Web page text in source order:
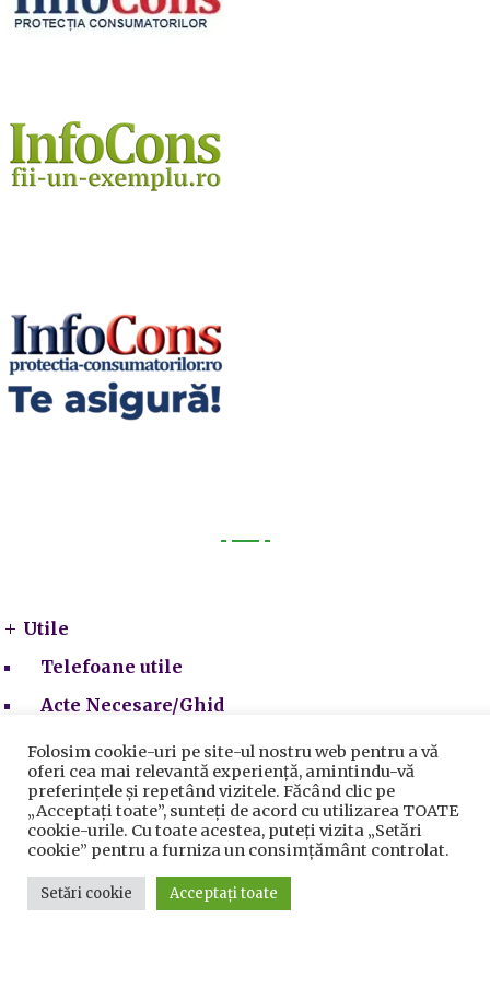
Utile
Telefoane utile
Acte Necesare/Ghid
Folosim cookie-uri pe site-ul nostru web pentru a vă
oferi cea mai relevantă experiență, amintindu-vă
preferințele și repetând vizitele. Făcând clic pe
„Acceptați toate”, sunteți de acord cu utilizarea TOATE
cookie-urile. Cu toate acestea, puteți vizita „Setări
cookie” pentru a furniza un consimțământ controlat.
Setări cookie Acceptați toate